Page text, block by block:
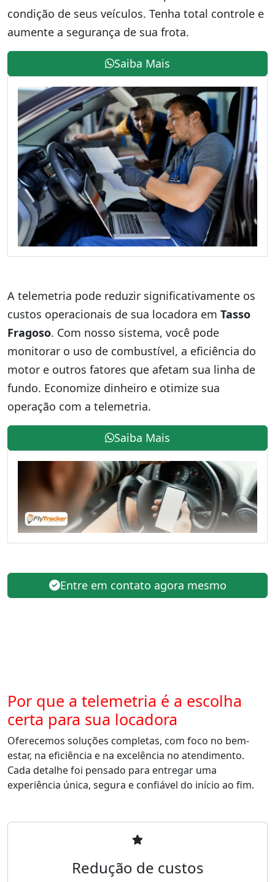
condição de seus veículos. Tenha total controle e
aumente a segurança de sua frota.
Saiba Mais
A telemetria pode reduzir significativamente os
custos operacionais de sua locadora em Tasso
Fragoso. Com nosso sistema, você pode
monitorar o uso de combustível, a eficiência do
motor e outros fatores que afetam sua linha de
fundo. Economize dinheiro e otimize sua
operação com a telemetria.
Saiba Mais
Entre em contato agora mesmo
Por que a telemetria é a escolha
certa para sua locadora
Oferecemos soluções completas, com foco no bem-
estar, na eficiência e na excelência no atendimento.
Cada detalhe foi pensado para entregar uma
experiência única, segura e confiável do início ao fim.
Redução de custos